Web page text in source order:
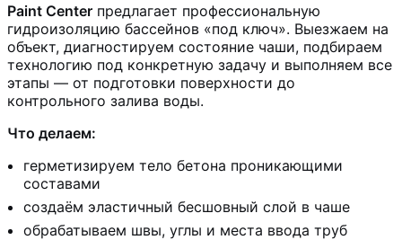
Paint Center предлагает профессиональную
гидроизоляцию бассейнов «под ключ». Выезжаем на
объект, диагностируем состояние чаши, подбираем
технологию под конкретную задачу и выполняем все
этапы — от подготовки поверхности до
контрольного залива воды.
Что делаем:
герметизируем тело бетона проникающими
составами
создаём эластичный бесшовный слой в чаше
обрабатываем швы, углы и места ввода труб